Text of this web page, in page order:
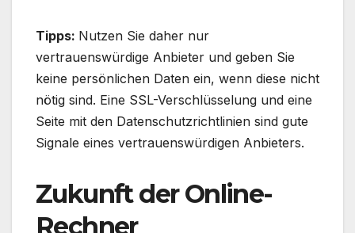
Tipps: Nutzen Sie daher nur
vertrauenswürdige Anbieter und geben Sie
keine persönlichen Daten ein, wenn diese nicht
nötig sind. Eine SSL-Verschlüsselung und eine
Seite mit den Datenschutzrichtlinien sind gute
Signale eines vertrauenswürdigen Anbieters.
Zukunft der Online-
Rechner